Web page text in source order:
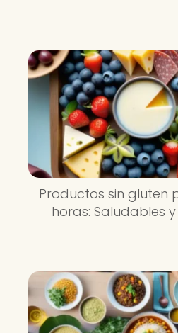
Productos sin gluten
horas: Saludables